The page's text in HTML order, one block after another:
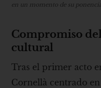
en un momento de su
Compromiso
cultural
Tras el primer acto
Cornellà centrado